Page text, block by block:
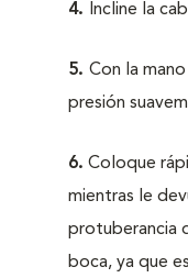
4. Incline la
5. Con la
presión
6. Coloque
mientras le
protuberancia
boca, ya que